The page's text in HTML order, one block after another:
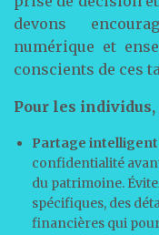
devons
numérique et
conscients de ces
Pour les
Partage intelligent
confidentialité
du patrimoine.
spécifiques, des
financières qui